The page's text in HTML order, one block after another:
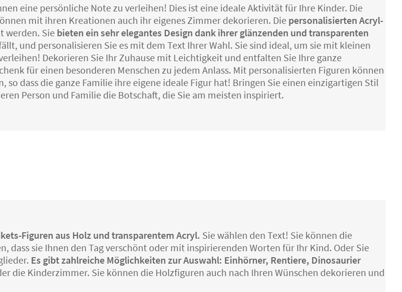
eine persönliche Note zu verleihen! Dies ist eine ideale Aktivität für Ihre Kinder. Die
mit ihren Kreationen auch ihr eigenes Zimmer dekorieren. Die personalisierten Acryl-
werden. Sie bieten ein sehr elegantes Design dank ihrer glänzenden und transparenten
und personalisieren Sie es mit dem Text Ihrer Wahl. Sie sind ideal, um sie mit kleinen
Dekorieren Sie Ihr Zuhause mit Leichtigkeit und entfalten Sie Ihre ganze
für einen besonderen Menschen zu jedem Anlass. Mit personalisierten Figuren können
dass die ganze Familie ihre eigene ideale Figur hat! Bringen Sie einen einzigartigen Stil
Person und Familie die Botschaft, die Sie am meisten inspiriert.
Figuren aus Holz und transparentem Acryl. Sie wählen den Text! Sie können die
dass sie Ihnen den Tag verschönt oder mit inspirierenden Worten für Ihr Kind. Oder Sie
Es gibt zahlreiche Möglichkeiten zur Auswahl: Einhörner, Rentiere, Dinosaurier
die Kinderzimmer. Sie können die Holzfiguren auch nach Ihren Wünschen dekorieren und